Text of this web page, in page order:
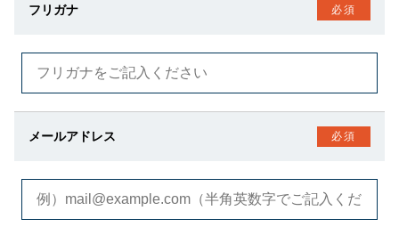
フリガナ 必須
メールアドレス 必須